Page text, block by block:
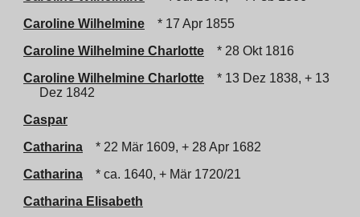
Caroline Wilhelmine
* 17 Apr 1855
Caroline Wilhelmine Charlotte
* 28 Okt 1816
Caroline Wilhelmine Charlotte
* 13 Dez 1838, + 13
Dez 1842
Caspar
Catharina
* 22 Mär 1609, + 28 Apr 1682
Catharina
* ca. 1640, + Mär 1720/21
Catharina Elisabeth